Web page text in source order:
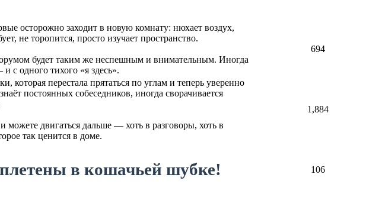
осторожно заходит в новую комнату: нюхает воздух,
не торопится, просто изучает пространство.
будет таким же неспешным и внимательным. Иногда
с одного тихого «я здесь».
694
которая перестала прятаться по углам и теперь уверенно
постоянных собеседников, иногда сворачивается
двигаться дальше — хоть в разговоры, хоть в
так ценится в доме.
1,884
в кошачьей шубке! 106